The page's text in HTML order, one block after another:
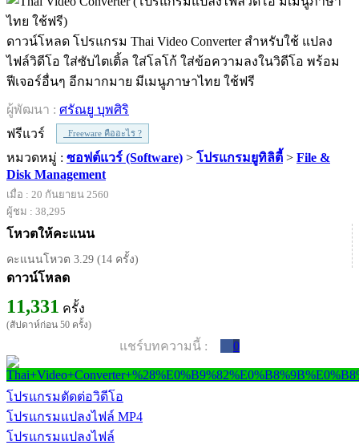
ดาวน์โหลด โปรแกรม Thai Video Converter สำหรับใช้ แปลง
ไฟล์วิดีโอ ใส่ซับไตเติ้ล ใส่โลโก้ ใส่ข้อความลงในวิดีโอ พร้อม
ฟีเจอร์อื่นๆ อีกมากมาย มีเมนูภาษาไทย ใช้ฟรี
ผู้พัฒนา : ศรัณยู บุพศิริ
ฟรีแวร์
Freeware คืออะไร ?
หมวดหมู่ : ซอฟต์แวร์ (Software) > โปรแกรมยูทิลิตี้ > File &
Disk Management
เมื่อ : 20 กันยายน 2560
ผู้ชม : 38,295
โหวตให้คะแนน
คะแนนโหวต 3.29 (14 ครั้ง)
ดาวน์โหลด
11,331 ครั้ง
(สัปดาห์ก่อน 50 ครั้ง)
แชร์บทความนี้ : 0
โปรแกรมตัดต่อวิดีโอ
โปรแกรมแปลงไฟล์ MP4
โปรแกรมแปลงไฟล์